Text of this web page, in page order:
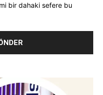
bir dahaki sefere bu